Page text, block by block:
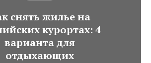
снять жилье на
курортах: 4
варианта для
отдыхающих